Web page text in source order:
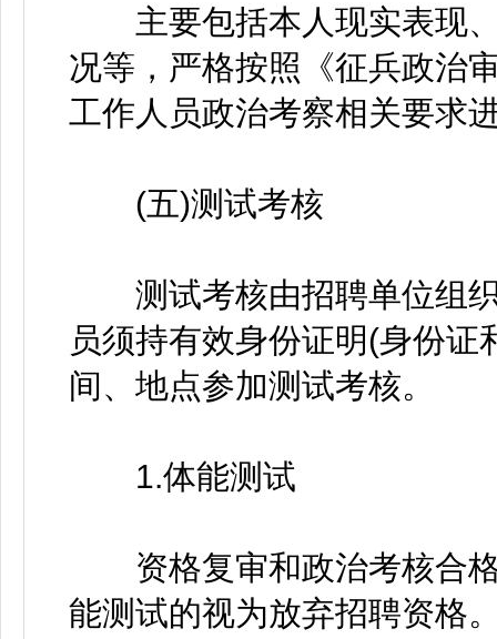
主要包括本人现实表现、
况等，严格按照《征兵政治
工作人员政治考察相关要求
(五)测试考核
测试考核由招聘单位组织
员须持有效身份证明(身份
间、地点参加测试考核。
1.体能测试
资格复审和政治考核合格
能测试的视为放弃招聘资格